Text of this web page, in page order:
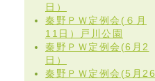
日）
秦野ＰＷ定例会(６月
11日）戸川公園
秦野ＰＷ定例会(6月2
日）
秦野ＰＷ定例会(5月26